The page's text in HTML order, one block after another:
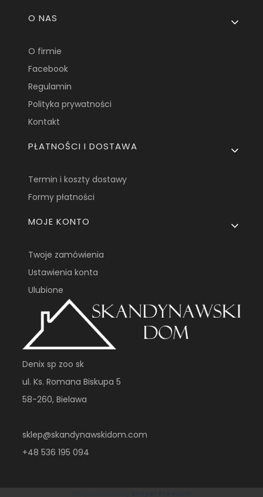
Linki w stopce
O NAS
O firmie
Facebook
Regulamin
Polityka prywatności
Kontakt
PŁATNOŚCI I DOSTAWA
Termin i koszty dostawy
Formy płatności
MOJE KONTO
Twoje zamówienia
Ustawienia konta
Ulubione
Denix sp zoo sk
ul. Ks. Romana Biskupa 5
58-260, Bielawa
sklep@skandynawskidom.com
+48 536 195 094